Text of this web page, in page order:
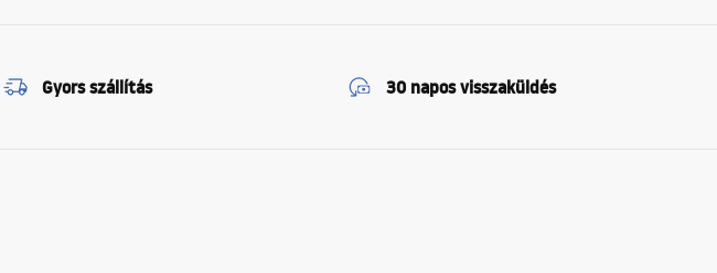
Gyors szállítás 30 napos visszaküldés